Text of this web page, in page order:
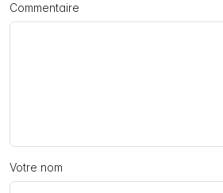
Commentaire
Votre nom